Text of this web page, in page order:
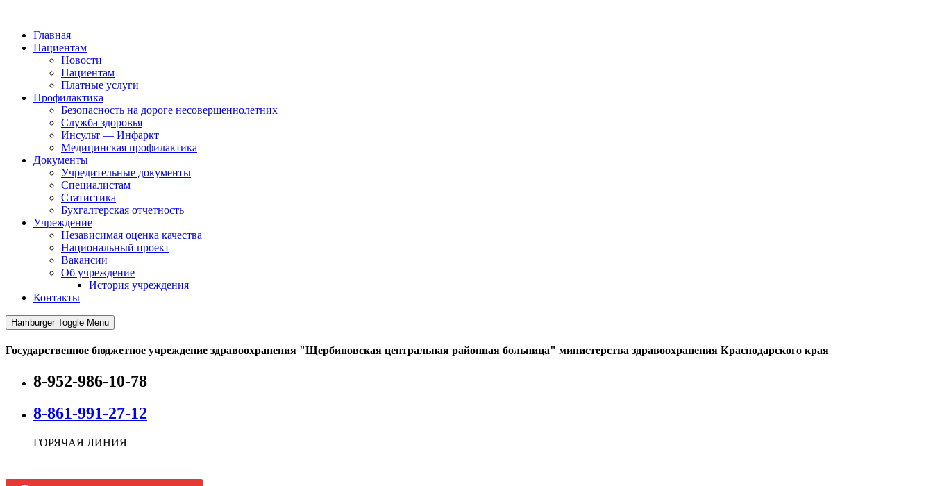
Главная
Пациентам
Новости
Пациентам
Платные услуги
Профилактика
Безопасность на дороге несовершеннолетних
Служба здоровья
Инсульт — Инфаркт
Медицинская профилактика
Документы
Учредительные документы
Специалистам
Статистика
Бухгалтерская отчетность
Учреждение
Независимая оценка качества
Национальный проект
Вакансии
Об учреждение
История учреждения
Контакты
Hamburger Toggle Menu
Государственное бюджетное учреждение здравоохранения "Щербиновская центральная районная больница" министерства здравоохранения Краснодарского края
8-952-986-10-78
8-861-991-27-12
ГОРЯЧАЯ ЛИНИЯ